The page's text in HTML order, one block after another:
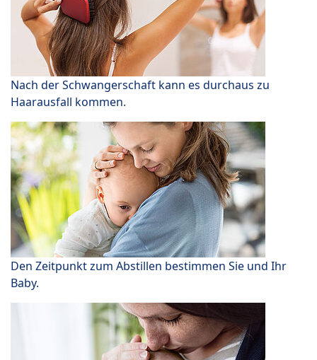
Nach der Schwangerschaft kann es durchaus zu
Haarausfall kommen.
Den Zeitpunkt zum Abstillen bestimmen Sie und Ihr
Baby.